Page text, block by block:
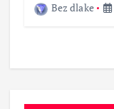
Bez dlake